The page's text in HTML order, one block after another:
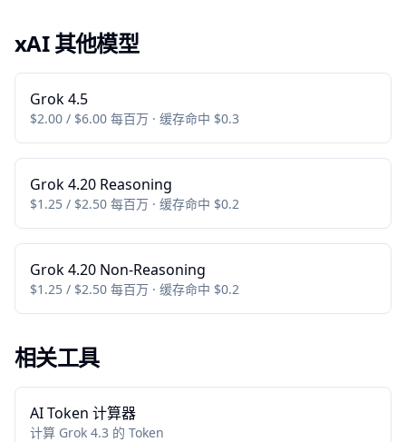
xAI 其他模型
Grok 4.5
$2.00 / $6.00 每百万 · 缓存命中 $0.3
Grok 4.20 Reasoning
$1.25 / $2.50 每百万 · 缓存命中 $0.2
Grok 4.20 Non-Reasoning
$1.25 / $2.50 每百万 · 缓存命中 $0.2
相关工具
AI Token 计算器
计算 Grok 4.3 的 Token